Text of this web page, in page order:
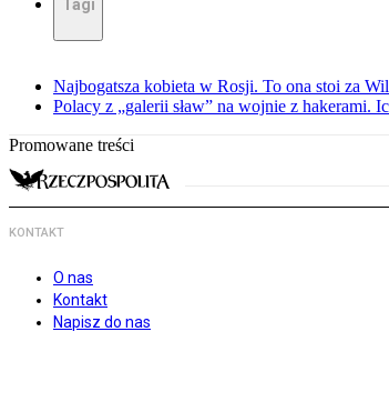
Tagi
Najbogatsza kobieta w Rosji. To ona stoi za
Polacy z „galerii sław” na wojnie z hakerami.
Promowane treści
KONTAKT
O nas
Kontakt
Napisz do nas